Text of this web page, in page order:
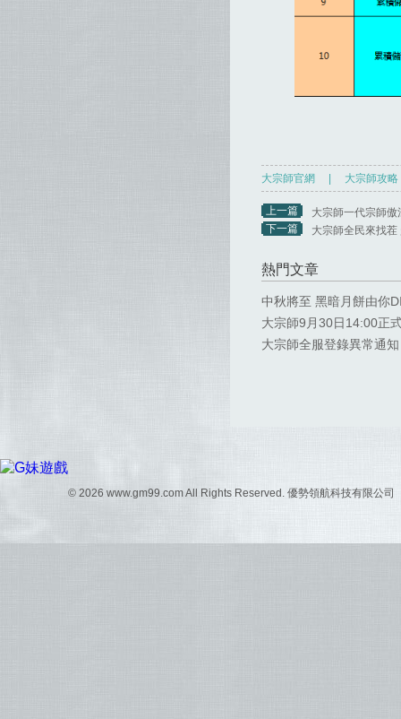
大宗師官網 大宗師攻略
上一篇
大宗師一代宗師
下一篇
大宗師全民來找
熱門文章
中秋將至 黑暗月餅由你
大宗師9月30日14:00正
大宗師全服登錄異常通知
© 2026 www.gm99.com All Rights Reserved. 優勢領航科技有限公司